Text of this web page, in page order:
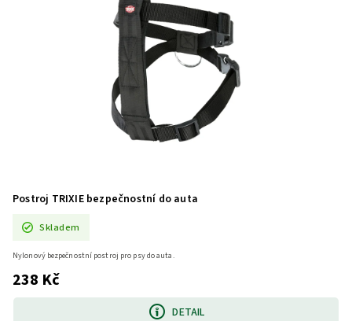
Postroj TRIXIE bezpečnostní do auta
Skladem
238 Kč
DETAIL
Nylonový bezpečnostní postroj pro psy do auta.